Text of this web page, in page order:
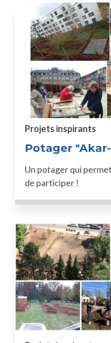
Potager
Projets inspirants
Un potager qui
de participer !